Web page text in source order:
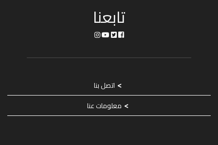
اتصل بنا
معلومات عنا
تابعنا